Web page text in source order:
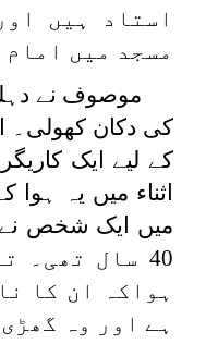
استاد ہیں
مسجد میں امام
موصوف نے
کی دکان کھولی۔
کے لیے ایک
اثناء میں یہ
میں ایک شخص نے
40 سال
ہواکہ ان کا
ہے اور وہ